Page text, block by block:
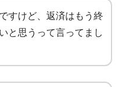
すけど、返済はもう終
と思うって言ってまし